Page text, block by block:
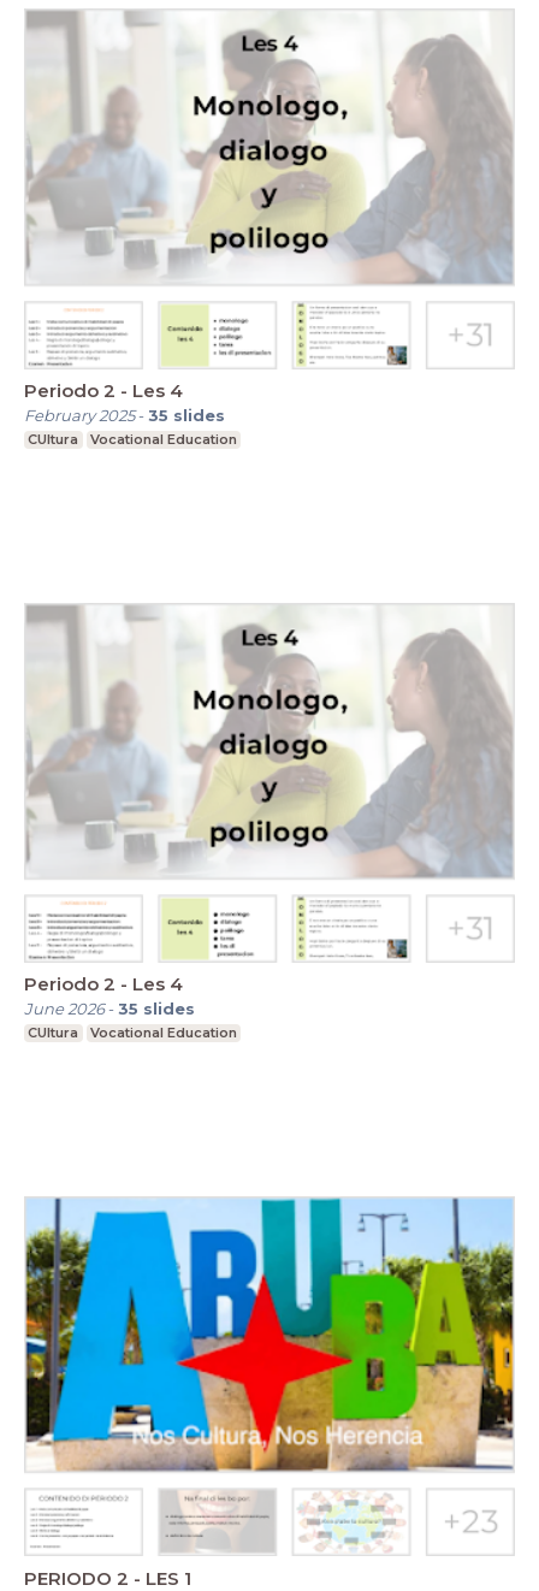
Periodo 2 - Les 4
February 2025-35 slides
CUltura Vocational Education
Periodo 2 - Les 4
June 2026-35 slides
CUltura Vocational Education
PERIODO 2 - LES 1